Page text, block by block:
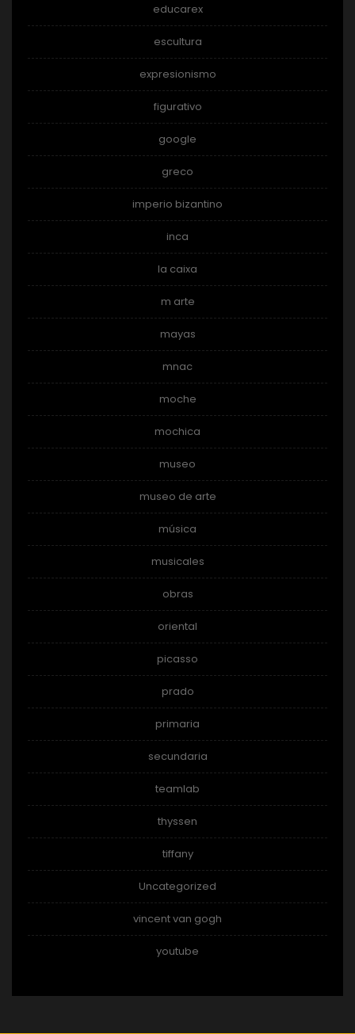
educarex
escultura
expresionismo
figurativo
google
greco
imperio bizantino
inca
la caixa
m arte
mayas
mnac
moche
mochica
museo
museo de arte
música
musicales
obras
oriental
picasso
prado
primaria
secundaria
teamlab
thyssen
tiffany
Uncategorized
vincent van gogh
youtube